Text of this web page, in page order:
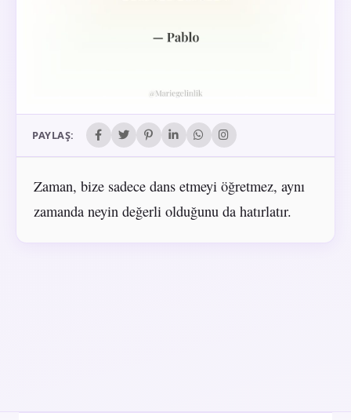
PAYLAŞ:
Zaman, bize sadece dans etmeyi öğretmez, aynı
zamanda neyin değerli olduğunu da hatırlatır.